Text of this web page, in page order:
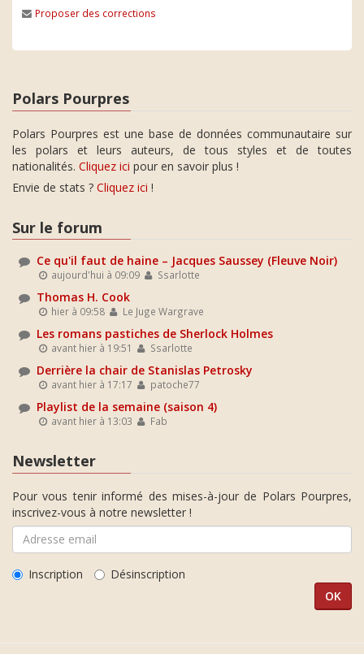
Proposer des corrections
Polars Pourpres
Polars Pourpres est une base de données communautaire sur
les polars et leurs auteurs, de tous styles et de toutes
nationalités. Cliquez ici pour en savoir plus !
Envie de stats ? Cliquez ici !
Sur le forum
Ce qu'il faut de haine – Jacques Saussey (Fleuve Noir)
aujourd'hui à 09:09 Ssarlotte
Thomas H. Cook
hier à 09:58 Le Juge Wargrave
Les romans pastiches de Sherlock Holmes
avant hier à 19:51 Ssarlotte
Derrière la chair de Stanislas Petrosky
avant hier à 17:17 patoche77
Playlist de la semaine (saison 4)
avant hier à 13:03 Fab
Newsletter
Pour vous tenir informé des mises-à-jour de Polars Pourpres,
inscrivez-vous à notre newsletter !
Inscription Désinscription